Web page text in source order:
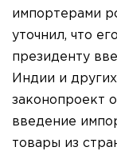
импортерами
уточнил, что
президенту
Индии и
законопроект
введение
товары из